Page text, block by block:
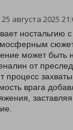
25 августа 2025
ностальгию
может быть
от
процесс
врага